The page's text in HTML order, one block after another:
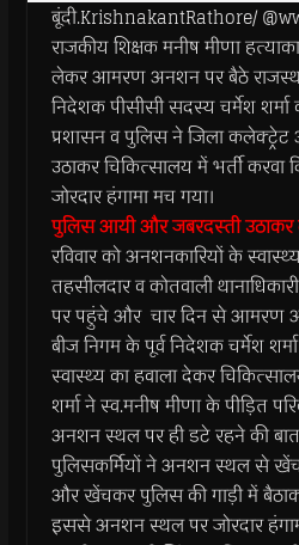
बूंदी.KrishnakantRathore/
राजकीय शिक्षक मनीष मीणा
लेकर आमरण अनशन पर बैठे
निदेशक पीसीसी सदस्य चर्मेश शर्मा
प्रशासन व पुलिस ने जिला
उठाकर चिकित्सालय में भर्ती
जोरदार हंगामा मच गया।
पुलिस आयी और जबरदस्ती उठाकर
रविवार को अनशनकारियों के
तहसीलदार व कोतवाली
पर पहुंचे और चार दिन से आमरण
बीज निगम के पूर्व निदेशक चर्मेश
स्वास्थ्य का हवाला देकर
शर्मा ने स्व.मनीष मीणा के पीड़ित
अनशन स्थल पर ही डटे रहने की
पुलिसकर्मियों ने अनशन स्थल से
और खेंचकर पुलिस की गाड़ी में
इससे अनशन स्थल पर जोरदार